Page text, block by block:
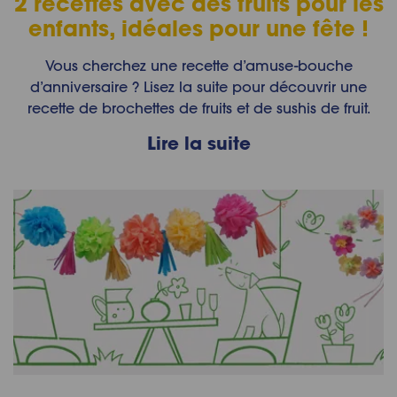
enfants, idéales pour une fête !
Vous cherchez une recette d’amuse-bouche
d’anniversaire ? Lisez la suite pour découvrir une
recette de brochettes de fruits et de sushis de fruit.
Lire la suite